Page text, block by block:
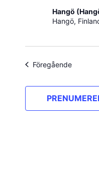
Hangö
Hangö,
Föregående